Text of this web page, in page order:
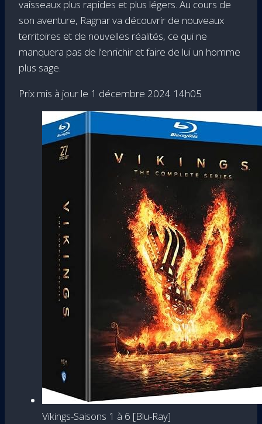
vaisseaux plus rapides et plus légers. Au cours de
son aventure, Ragnar va découvrir de nouveaux
territoires et de nouvelles réalités, ce qui ne
manquera pas de l’enrichir et faire de lui un homme
plus sage.
1 décembre 2024 14h05
Vikings-Saisons 1 à 6 [Blu-Ray]